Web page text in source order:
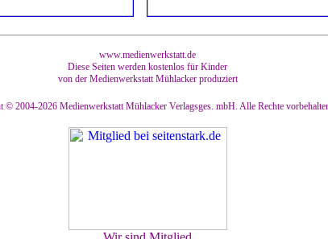
www.medienwerkstatt.de
Diese Seiten werden kostenlos für Kinder
von der Medienwerkstatt Mühlacker produziert
© 2004-2026 Medienwerkstatt Mühlacker Verlagsges. mbH. Alle Rechte